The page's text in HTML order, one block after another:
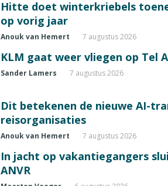
Hitte doet winterkriebels
op vorig jaar
Anouk van Hemert 7 augustus 2026
KLM gaat weer vliegen op Tel
Sander Lamers 7 augustus 2026
Dit betekenen de nieuwe AI-
reisorganisaties
Anouk van Hemert 7 augustus 2026
In jacht op vakantiegangers
ANVR